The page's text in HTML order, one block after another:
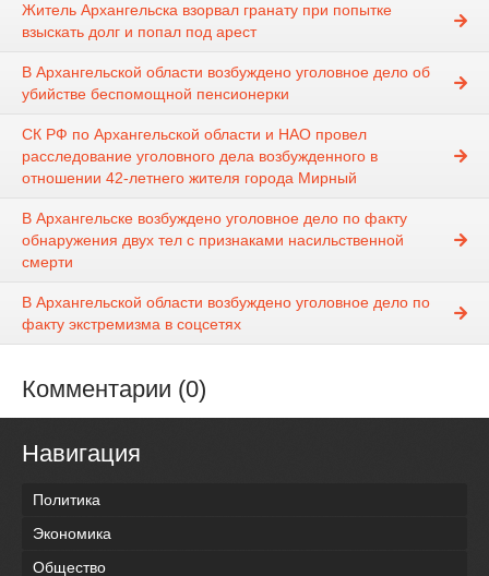
Житель Архангельска взорвал гранату при попытке
взыскать долг и попал под арест
В Архангельской области возбуждено уголовное дело об
убийстве беспомощной пенсионерки
СК РФ по Архангельской области и НАО провел
расследование уголовного дела возбужденного в
отношении 42-летнего жителя города Мирный
В Архангельске возбуждено уголовное дело по факту
обнаружения двух тел с признаками насильственной
смерти
В Архангельской области возбуждено уголовное дело по
факту экстремизма в соцсетях
Комментарии (0)
Навигация
Политика
Экономика
Общество